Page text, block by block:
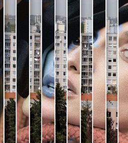
Pro děti
edu
Vše o ČT